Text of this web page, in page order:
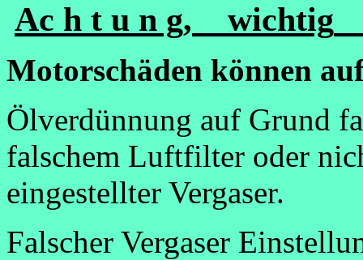
Ac h t u n g, wichtig
Motorschäden können
Ölverdünnung auf Grund
falschem Luftfilter oder
eingestellter Vergaser.
Falscher Vergaser